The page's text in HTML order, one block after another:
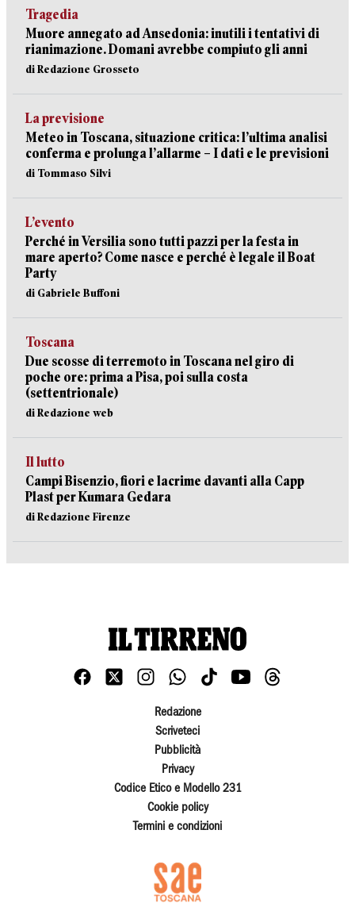
Tragedia
Muore annegato ad Ansedonia: inutili i tentativi di
rianimazione. Domani avrebbe compiuto gli anni
di Redazione Grosseto
La previsione
Meteo in Toscana, situazione critica: l’ultima analisi
conferma e prolunga l’allarme – I dati e le previsioni
di Tommaso Silvi
L’evento
Perché in Versilia sono tutti pazzi per la festa in
mare aperto? Come nasce e perché è legale il Boat
Party
di Gabriele Buffoni
Toscana
Due scosse di terremoto in Toscana nel giro di
poche ore: prima a Pisa, poi sulla costa
(settentrionale)
di Redazione web
Il lutto
Campi Bisenzio, fiori e lacrime davanti alla Capp
Plast per Kumara Gedara
di Redazione Firenze
Redazione
Scriveteci
Pubblicità
Privacy
Codice Etico e Modello 231
Cookie policy
Termini e condizioni